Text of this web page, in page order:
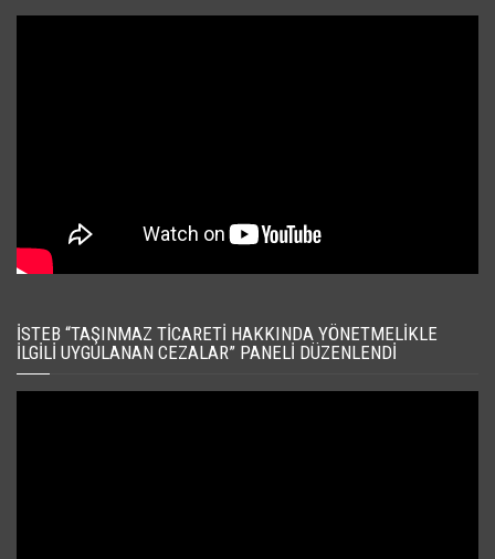
İSTEB “TAŞINMAZ TICARETI HAKKINDA YÖNETMELIKLE
İLGILI UYGULANAN CEZALAR” PANELI DÜZENLENDI